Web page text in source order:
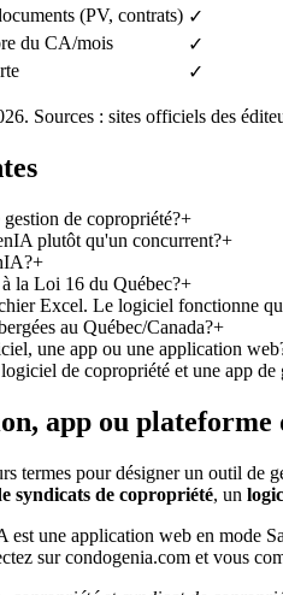
(PV, contrats) ✓
du CA/mois
✓
✓
Sources : sites officiels des
de copropriété?+
plutôt qu'un concurrent?+
+
la Loi 16 du Québec?+
Excel. Le logiciel fonctionne
au Québec/Canada?+
une app ou une application
de copropriété et une app de
app ou plateforme
termes pour désigner un outil de
syndicats de copropriété, un
une application web en mode
sur condogenia.com et vous